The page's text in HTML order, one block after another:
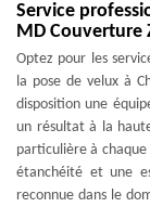
Service
MD Couverture
Optez pour les
la pose de velux à
disposition une
un résultat à la
particulière à
étanchéité et une
reconnue dans le